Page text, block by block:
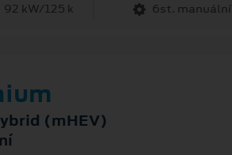
92 kW/125 k 6st. manuální
(mHEV)